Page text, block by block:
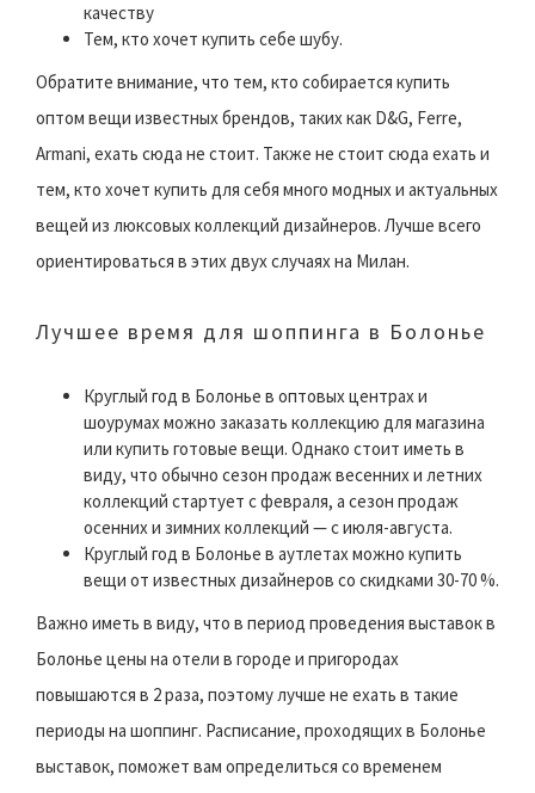
качеству
Тем, кто хочет купить себе шубу.
Обратите внимание, что тем, кто собирается купить
оптом вещи известных брендов, таких как D&G, Ferre,
Armani, ехать сюда не стоит. Также не стоит сюда ехать и
тем, кто хочет купить для себя много модных и актуальных
вещей из люксовых коллекций дизайнеров. Лучше всего
ориентироваться в этих двух случаях на Милан.
Лучшее время для шоппинга в Болонье
Круглый год в Болонье в оптовых центрах и
шоурумах можно заказать коллекцию для магазина
или купить готовые вещи. Однако стоит иметь в
виду, что обычно сезон продаж весенних и летних
коллекций стартует с февраля, а сезон продаж
осенних и зимних коллекций — с июля-августа.
Круглый год в Болонье в аутлетах можно купить
вещи от известных дизайнеров со скидками 30-70 %.
Важно иметь в виду, что в период проведения выставок в
Болонье цены на отели в городе и пригородах
повышаются в 2 раза, поэтому лучше не ехать в такие
периоды на шоппинг. Расписание, проходящих в Болонье
выставок, поможет вам определиться со временем